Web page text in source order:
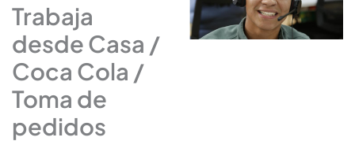
Trabaja
desde Casa /
Coca Cola /
Toma de
pedidos